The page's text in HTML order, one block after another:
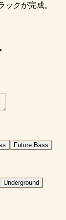
ックが完成。
Future Bass
Underground